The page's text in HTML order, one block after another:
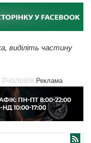
виділіть частину
#чоловік Реклама